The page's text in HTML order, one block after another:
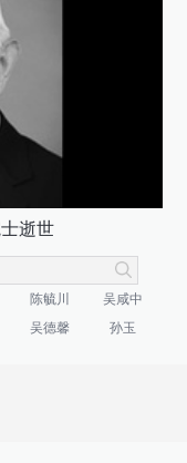
逝世
陈毓川
吴咸中
吴德馨 孙玉